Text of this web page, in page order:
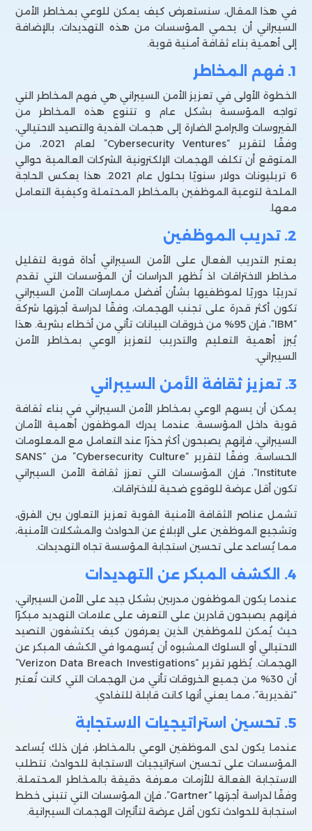
في هذا المقال، سنستعرض كيف يمكن للوعي بمخاطر الأمن
السيبراني أن يحمي المؤسسات من هذه التهديدات، بالإضافة
إلى أهمية بناء ثقافة أمنية قوية.
1. فهم المخاطر
الخطوة الأولى في تعزيز الأمن السيبراني هي فهم المخاطر التي
تواجه المؤسسة بشكل عام و تتنوع هذه المخاطر من
الفيروسات والبرامج الضارة إلى هجمات الفدية والتصيد الاحتيالي،
وفقًا لتقرير “Cybersecurity Ventures” لعام 2021، من
المتوقع أن تكلف الهجمات الإلكترونية الشركات العالمية حوالي
6 تريليونات دولار سنويًا بحلول عام 2021. هذا يعكس الحاجة
الملحة لتوعية الموظفين بالمخاطر المحتملة وكيفية التعامل
معها.
2. تدريب الموظفين
يعتبر التدريب الفعال على الأمن السيبراني أداة قوية لتقليل
مخاطر الاختراقات اذ تُظهر الدراسات أن المؤسسات التي تقدم
تدريبًا دوريًا لموظفيها بشأن أفضل ممارسات الأمن السيبراني
تكون أكثر قدرة على تجنب الهجمات، وفقًا لدراسة أجرتها شركة
“IBM”، فإن 95% من خروقات البيانات تأتي من أخطاء بشرية. هذا
يُبرز أهمية التعليم والتدريب لتعزيز الوعي بمخاطر الأمن
السيبراني.
3. تعزيز ثقافة الأمن السيبراني
يمكن أن يسهم الوعي بمخاطر الأمن السيبراني في بناء ثقافة
قوية داخل المؤسسة. عندما يدرك الموظفون أهمية الأمان
السيبراني، فإنهم يصبحون أكثر حذرًا عند التعامل مع المعلومات
الحساسة. وفقًا لتقرير “Cybersecurity Culture” من “SANS
Institute”، فإن المؤسسات التي تعزز ثقافة الأمن السيبراني
تكون أقل عرضة للوقوع ضحية للاختراقات.
تشمل عناصر الثقافة الأمنية القوية تعزيز التعاون بين الفرق،
وتشجيع الموظفين على الإبلاغ عن الحوادث والمشكلات الأمنية،
مما يُساعد على تحسين استجابة المؤسسة تجاه التهديدات.
4. الكشف المبكر عن التهديدات
عندما يكون الموظفون مدربين بشكل جيد على الأمن السيبراني،
فإنهم يصبحون قادرين على التعرف على علامات التهديد مبكرًا
حيث يُمكن للموظفين الذين يعرفون كيف يكتشفون التصيد
الاحتيالي أو السلوك المشبوه أن يُسهموا في الكشف المبكر عن
الهجمات. يُظهر تقرير “Verizon Data Breach Investigations”
أن 30% من جميع الخروقات تأتي من الهجمات التي كانت تُعتبر
“تقديرية”، مما يعني أنها كانت قابلة للتفادي.
5. تحسين استراتيجيات الاستجابة
عندما يكون لدى الموظفين الوعي بالمخاطر، فإن ذلك يُساعد
المؤسسات على تحسين استراتيجيات الاستجابة للحوادث. تتطلب
الاستجابة الفعالة للأزمات معرفة دقيقة بالمخاطر المحتملة.
وفقًا لدراسة أجرتها “Gartner”، فإن المؤسسات التي تتبنى خطط
استجابة للحوادث تكون أقل عرضة لتأثيرات الهجمات السيبرانية.